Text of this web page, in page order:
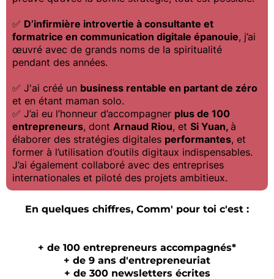
✅ D’infirmière introvertie à consultante et
formatrice en communication digitale épanouie, j’ai
œuvré avec de grands noms de la spiritualité
pendant des années.
✅ J'ai créé un business rentable en partant de zéro
et en étant maman solo.
✅ J’ai eu l’honneur d’accompagner plus de 100
entrepreneurs, dont Arnaud Riou, et Si Yuan, à
élaborer des stratégies digitales performantes, et
former à l’utilisation d’outils digitaux indispensables.
J’ai également collaboré avec des entreprises
internationales et piloté des projets ambitieux.
En quelques chiffres, Comm' pour toi c'est :
+ de 100 entrepreneurs accompagnés*
+ de 9 ans d'entrepreneuriat
+ de 300 newsletters écrites